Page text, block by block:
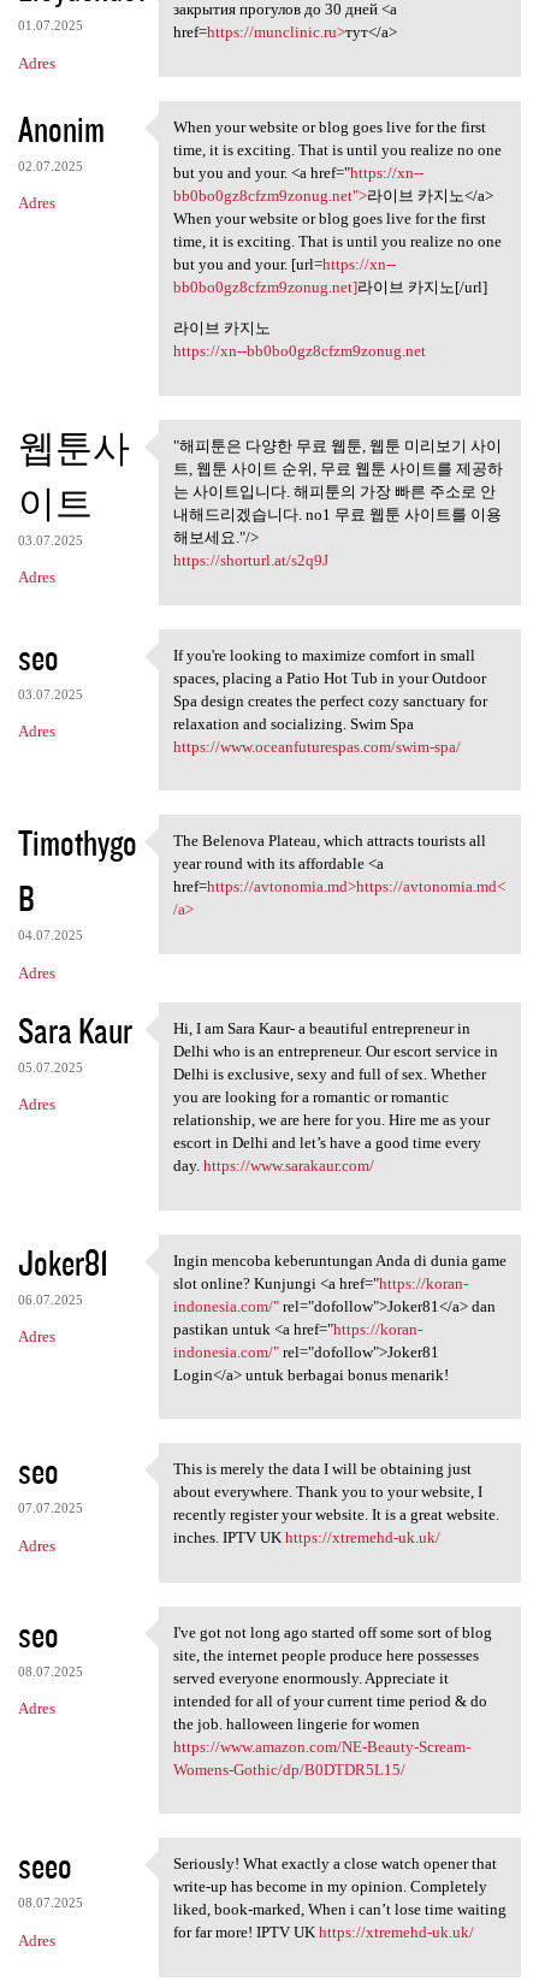
01.07.2025
Adres
закрытия прогулов до 30 дней <a
href=https://munclinic.ru>тут</a>
Anonim
02.07.2025
Adres
When your website or blog
When your website or blog goes live for the first
time, it is exciting. That is until you realize no one
but you and your. <a href="https://xn--
bb0bo0gz8cfzm9zonug.net">라이브 카지노</a>
When your website or blog goes live for the first
time, it is exciting. That is until you realize no one
but you and your. [url=https://xn--
bb0bo0gz8cfzm9zonug.net]라이브 카지노[/url]
라이브 카지노
https://xn--bb0bo0gz8cfzm9zonug.net
웹툰사
이트
03.07.2025
Adres
"해피툰은 다양한 무료 웹툰, 웹툰
미리보기 사이트,
"해피툰은 다양한 무료 웹툰, 웹툰 미리보기 사이
트, 웹툰 사이트 순위, 무료 웹툰 사이트를 제공하
는 사이트입니다. 해피툰의 가장 빠른 주소로 안
내해드리겠습니다. no1 무료 웹툰 사이트를 이용
해보세요."/>
https://shorturl.at/s2q9J
seo
03.07.2025
Adres
If you're looking to maximize
If you're looking to maximize comfort in small
spaces, placing a Patio Hot Tub in your Outdoor
Spa design creates the perfect cozy sanctuary for
relaxation and socializing. Swim Spa
https://www.oceanfuturespas.com/swim-spa/
Timothygo
B
04.07.2025
Adres
The Belenova Plateau, which
The Belenova Plateau, which attracts tourists all
year round with its affordable <a
href=https://avtonomia.md>https://avtonomia.md<
/a>
Sara Kaur
05.07.2025
Adres
Hi, I am Sara Kaur- a
Hi, I am Sara Kaur- a beautiful entrepreneur in
Delhi who is an entrepreneur. Our escort service in
Delhi is exclusive, sexy and full of sex. Whether
you are looking for a romantic or romantic
relationship, we are here for you. Hire me as your
escort in Delhi and let’s have a good time every
day. https://www.sarakaur.com/
Joker81
06.07.2025
Adres
Ingin mencoba keberuntungan
Ingin mencoba keberuntungan Anda di dunia game
slot online? Kunjungi <a href="https://koran-
indonesia.com/"rel="dofollow">Joker81</a> dan
pastikan untuk <a href="https://koran-
indonesia.com/"rel="dofollow">Joker81
Login</a> untuk berbagai bonus menarik!
seo
07.07.2025
Adres
This is merely the data I
This is merely the data I will be obtaining just
about everywhere. Thank you to your website, I
recently register your website. It is a great website.
inches. IPTV UK https://xtremehd-uk.uk/
seo
08.07.2025
Adres
I've got not long ago started
I've got not long ago started off some sort of blog
site, the internet people produce here possesses
served everyone enormously. Appreciate it
intended for all of your current time period & do
the job. halloween lingerie for women
https://www.amazon.com/NE-Beauty-Scream-
Womens-Gothic/dp/B0DTDR5L15/
seeo
08.07.2025
Adres
Seriously! What exactly a
Seriously! What exactly a close watch opener that
write-up has become in my opinion. Completely
liked, book-marked, When i can’t lose time waiting
for far more! IPTV UK https://xtremehd-uk.uk/